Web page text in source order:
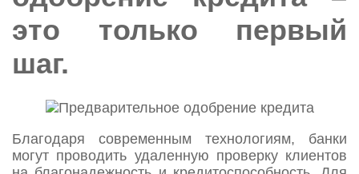
это только первый
шаг.
Благодаря современным технологиям, банки
могут проводить удаленную проверку клиентов